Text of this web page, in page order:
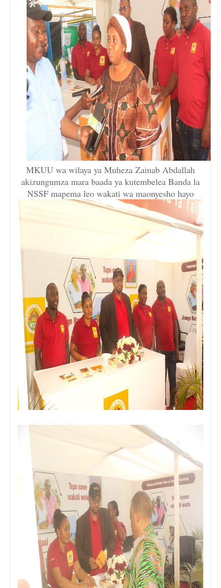
MKUU wa wilaya ya Muheza Zainab Abdallah
akizungumza mara baada ya kutembelea Banda la
NSSF mapema leo wakati wa maonyesho hayo